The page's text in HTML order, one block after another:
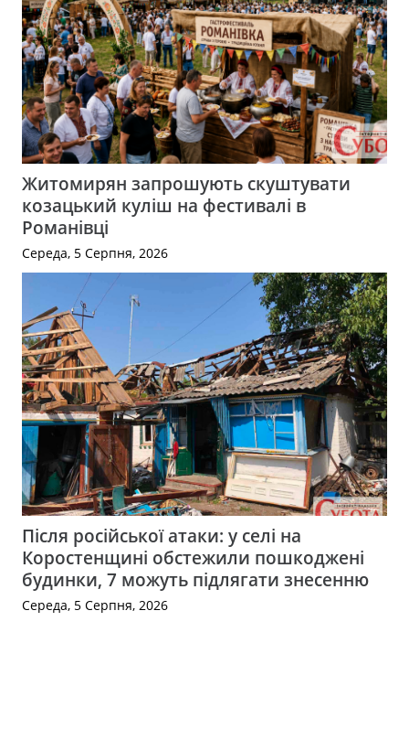
Житомирян запрошують скуштувати
козацький куліш на фестивалі в
Романівці
Середа, 5 Серпня, 2026
Після російської атаки: у селі на
Коростенщині обстежили пошкоджені
будинки, 7 можуть підлягати знесенню
Середа, 5 Серпня, 2026